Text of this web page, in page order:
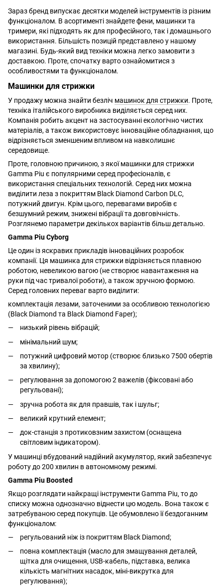
Зараз бренд випускає десятки моделей інструментів із різним
функціоналом. В асортименті знайдете фени, машинки та
тримери, які підходять як для професійного, так і домашнього
використання. Більшість позицій представлено у нашому
магазині. Будь-який вид техніки можна легко замовити з
доставкою. Проте, спочатку варто ознайомитися з
особливостями та функціоналом.
Машинки для стрижки
У продажу можна знайти безліч машинок для стрижки. Проте,
техніка італійського виробника виділяється серед них.
Компанія робить акцент на застосуванні екологічно чистих
матеріалів, а також використовує інноваційне обладнання, що
відрізняється зменшеним впливом на навколишнє
середовище.
Проте, головною причиною, з якої машинки для стрижки
Gamma Piu є популярними серед професіоналів, є
використання спеціальних технологій. Серед них можна
виділити леза з покриттям Black Diamond Carbon DLC,
потужний двигун. Крім цього, перевагами виробів є
безшумний режим, знижені вібрації та довговічність.
Розглянемо параметри декількох варіантів більш детально.
Gamma Piu Cyborg
Це один із яскравих прикладів інноваційних розробок
компанії. Ця машинка для стрижки відрізняється плавною
роботою, невеликою вагою (не створює навантаження на
руки під час тривалої роботи), а також зручною формою.
Серед головних переваг варто виділити:
комплектація лезами, заточеними за особливою технологією
(Black Diamond та Black Diamond Faper);
низький рівень вібрацій;
мінімальний шум;
потужний цифровий мотор (створює близько 7500 обертів
за хвилину);
регулювання за допомогою 2 важелів (фіксовані або
регульовані);
зручна робота як для правшів, так і шульг;
великий крутний елемент;
док-станція з протиковзним захистом (оснащена
світловим індикатором).
У машинці вбудований надійний акумулятор, який забезпечує
роботу до 200 хвилин в автономному режимі.
Gamma Piu Boosted
Якщо розглядати найкращі інструменти Gamma Piu, то до
списку можна однозначно віднести цю модель. Вона також є
затребуваною серед покупців. Це обумовлено її бездоганним
функціоналом:
регульований ніж із покриттям Black Diamond;
повна комплектація (масло для змащування деталей,
щітка для очищення, USB-кабель, підставка, велика
кількість магнітних насадок, міні-викрутка для
регулювання);